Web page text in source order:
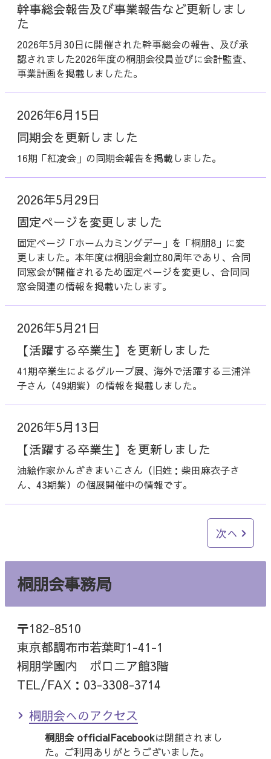
桐朋会事務局
〒182-8510
東京都調布市若葉町1-41-1
桐朋学園内 ポロニア館3階
TEL/FAX：03-3308-3714
桐朋会へのアクセス
桐朋会 officialFacebookは閉鎖されまし
た。ご利用ありがとうございました。
幹事総会報告及び事業報告など更新しまし
た
2026年5月30日に開催された幹事総会の報告、及び承
認されました2026年度の桐朋会役員並びに会計監査、
事業計画を掲載しましたた。
2026年6月15日
同期会を更新しました
16期「紅凌会」の同期会報告を掲載しました。
2026年5月29日
固定ページを変更しました
固定ページ「ホームカミングデー」を「桐朋8」に変
更しました。本年度は桐朋会創立80周年であり、合同
同窓会が開催されるため固定ページを変更し、合同同
窓会関連の情報を掲載いたします。
2026年5月21日
【活躍する卒業生】を更新しました
41期卒業生によるグループ展、海外で活躍する三浦洋
子さん（49期紫）の情報を掲載しました。
2026年5月13日
【活躍する卒業生】を更新しました
油絵作家かんざきまいこさん（旧姓：柴田麻衣子さ
ん、43期紫）の個展開催中の情報です。
次へ